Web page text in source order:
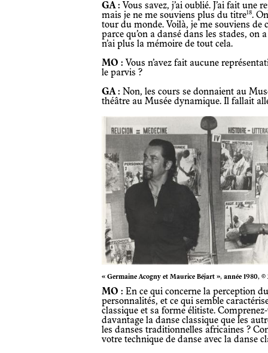
GA : Vous savez, j’ai oublié. J’ai fait une
mais je ne me souviens plus du titre18.
tour du monde. Voilà, je me souviens de
parce qu’on a dansé dans les stades, on
n’ai plus la mémoire de tout cela.
MO : Vous n’avez fait aucune
le parvis ?
GA : Non, les cours se donnaient au
théâtre au Musée dynamique. Il fallait
« Germaine Acogny et Maurice Béjart », année 1980, ©
MO : En ce qui concerne la perception
personnalités, et ce qui semble
classique et sa forme élitiste.
davantage la danse classique que les
les danses traditionnelles africaines ?
votre technique de danse avec la danse